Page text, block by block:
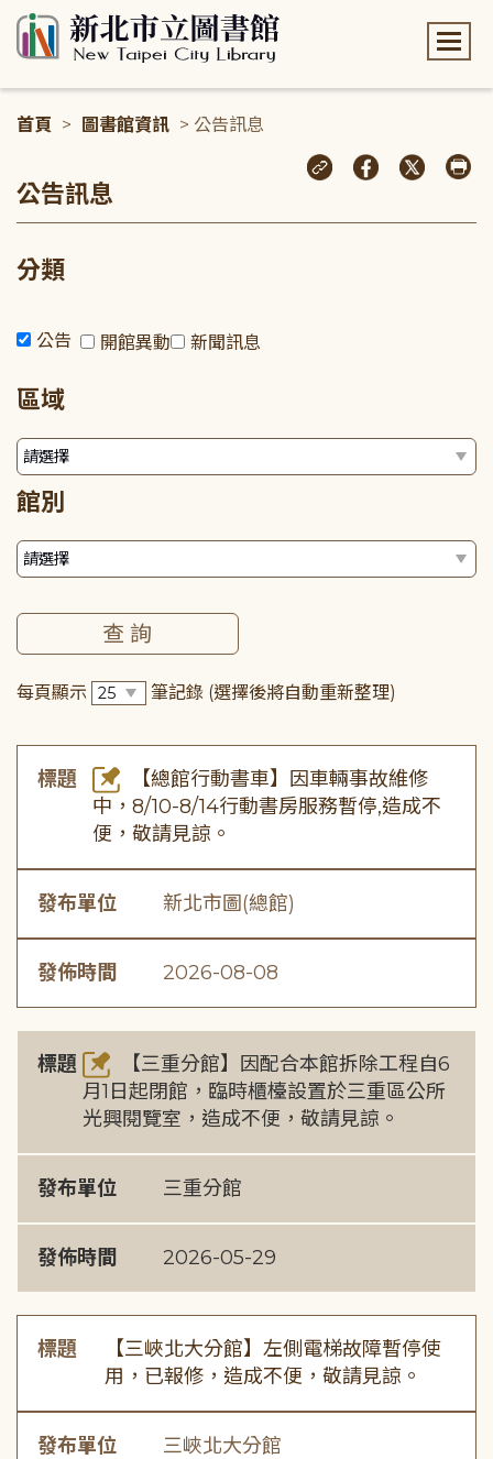
首頁 > 圖書館資訊 > 公告訊息
公告訊息
分類
公告 開館異動 新聞訊息
區域
館別
每頁顯示 筆記錄 (選擇後將自動重新整理)
標題
【總館行動書車】因車輛事故維修
中，8/10-8/14行動書房服務暫停,造成不
便，敬請見諒。
發布單位 新北市圖(總館)
發佈時間 2026-08-08
標題
【三重分館】因配合本館拆除工程自6
月1日起閉館，臨時櫃檯設置於三重區公所
光興閱覽室，造成不便，敬請見諒。
發布單位 三重分館
發佈時間 2026-05-29
標題
【三峽北大分館】左側電梯故障暫停使
用，已報修，造成不便，敬請見諒。
發布單位 三峽北大分館